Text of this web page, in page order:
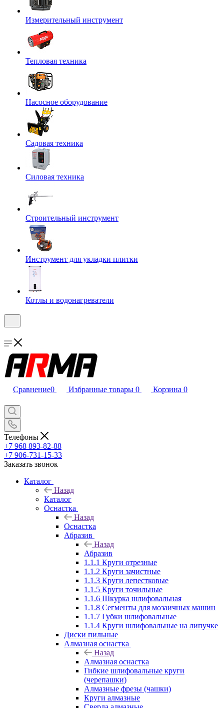
Измерительный инструмент
Тепловая техника
Насосное оборудование
Садовая техника
Силовая техника
Строительный инструмент
Инструмент для укладки плитки
Котлы и водонагреватели
Сравнение0 Избранные товары 0 Корзина 0
Телефоны
+7 968 893-82-88
+7 906-731-15-33
Заказать звонок
Каталог
Назад
Каталог
Оснастка
Назад
Оснастка
Абразив
Назад
Абразив
1.1.1 Круги отрезные
1.1.2 Круги зачистные
1.1.3 Круги лепестковые
1.1.5 Круги точильные
1.1.6 Шкурка шлифовальная
1.1.8 Сегменты для мозаичных машин
1.1.7 Губки шлифовальные
1.1.4 Круги шлифовальные на липучке
Диски пильные
Алмазная оснастка
Назад
Алмазная оснастка
Гибкие шлифовальные круги
(черепашки)
Алмазные фрезы (чашки)
Круги алмазные